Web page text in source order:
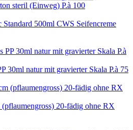
steril (Einweg) P.à 100
CWS Seifencreme
30ml natur mit gravierter Skala P.à 75
20-fädig ohne RX